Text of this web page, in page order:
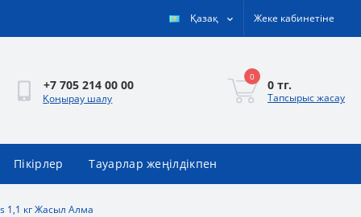
Қазақ Жеке кабинетіне
+7 705 214 00 00
Қоңырау шалу
0
0 тг.
Тапсырыс жасау
Пікірлер Тауарлар жеңілдікпен
1,1 кг Жасыл Алма